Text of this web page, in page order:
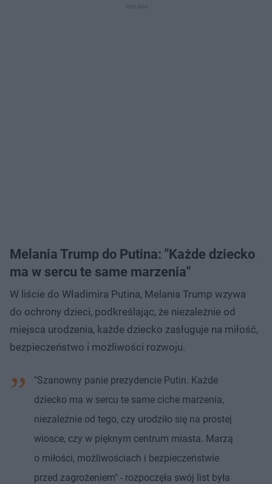
Melania Trump do Putina: "Każde dziecko
ma w sercu te same marzenia"
W liście do Władimira Putina, Melania Trump wzywa
do ochrony dzieci, podkreślając, że niezależnie od
miejsca urodzenia, każde dziecko zasługuje na miłość,
bezpieczeństwo i możliwości rozwoju.
"Szanowny panie prezydencie Putin. Każde
dziecko ma w sercu te same ciche marzenia,
niezależnie od tego, czy urodziło się na prostej
wiosce, czy w pięknym centrum miasta. Marzą
o miłości, możliwościach i bezpieczeństwie
przed zagrożeniem" - rozpoczęła swój list była